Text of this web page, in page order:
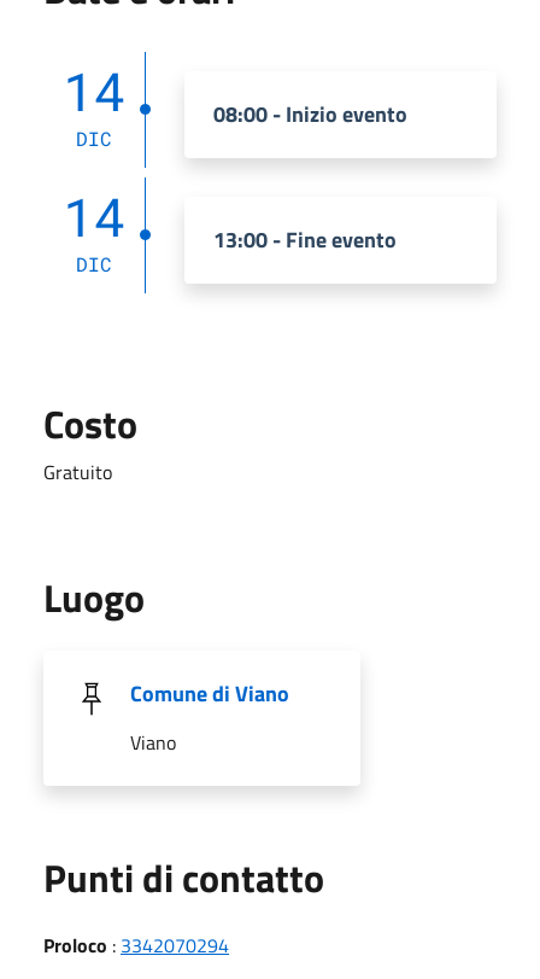
14
DIC
08:00 - Inizio evento
14
DIC
13:00 - Fine evento
Costo
Gratuito
Luogo
Comune di Viano
Viano
Punti di contatto
Proloco : 3342070294